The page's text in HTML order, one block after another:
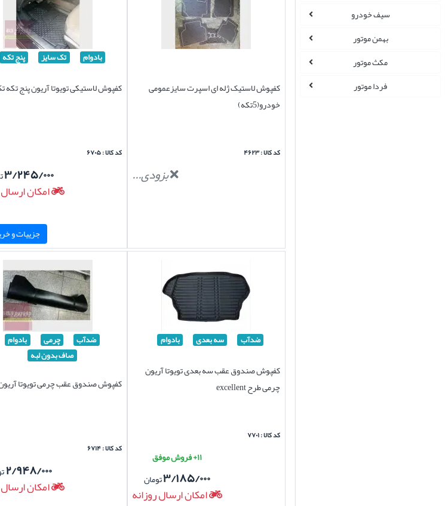
سیف خودرو
بهمن موتور
مکث موتور
فردا موتور
کفپوش لاستیک ژله ای اسپرت سایزعمومی
خودرو(5تکه)
کد کالا : ۴۶۲۳
بزودی...
بادوام تک سایز پنج تکه
کفپوش لاستیکی تویوتا آریون پنج تکه
کد کالا : ۶۷۰۵
۳/۲۴۵/۰۰۰
امکان
جزییات و
ضدآب سه بعدی بادوام
کفپوش صندوق عقب سه بعدی تویوتا آریون
چرمی طرح excellent
کد کالا : ۷۷۰۱
۱۱+ فروش موفق
۳/۱۸۵/۰۰۰تومان
امکان ارسال روزانه
ضدآب چرمی
بادوام
صاف بدون لبه
کفپوش صندوق عقب چرمی تویوتا
کد کالا : ۶۷۱۴
۲/۹۴۸/۰۰۰
امکان